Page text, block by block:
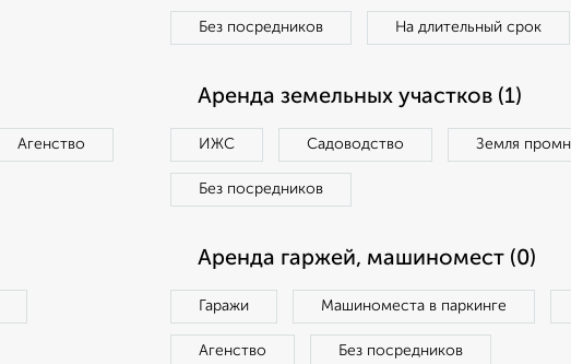
Без посредников На длительный срок
Агенство
Аренда земельных участков (1)
ИЖС Садоводство Земля
Без посредников
Аренда гаржей, машиномест (0)
Гаражи Машиноместа в паркинге
Агенство Без посредников